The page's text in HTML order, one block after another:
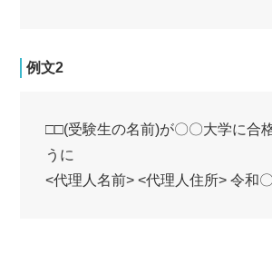
例文2
□□(受験生の名前)が〇〇大学に合
うに
<代理人名前> <代理人住所> 令和